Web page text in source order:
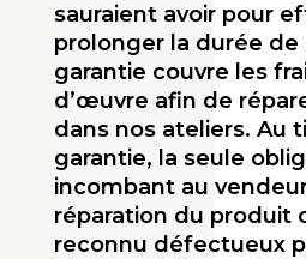
sauraient avoir pour
prolonger la durée de
garantie couvre les
d’œuvre afin de
dans nos ateliers. Au
garantie, la seule
incombant au
réparation du produit
reconnu défectueux